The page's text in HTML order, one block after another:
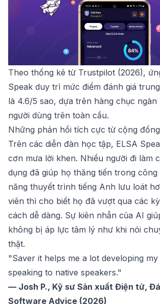
Theo thống kê từ Trustpilot (2026),
Speak duy trì mức điểm đánh giá
là 4.6/5 sao, dựa trên hàng chục
người dùng trên toàn cầu.
Những phản hồi tích cực từ cộng đồng
Trên các diễn đàn học tập, ELSA
cơn mưa lời khen. Nhiều người đi làm
dụng đã giúp họ thăng tiến trong
năng thuyết trình tiếng Anh lưu loát
viên thì cho biết họ đã vượt qua các
cách dễ dàng. Sự kiên nhẫn của AI
không bị áp lực tâm lý như khi nói
thật.
"Saver it helps me a lot developing
speaking to native speakers."
— Josh P., Kỹ sư Sản xuất Điện tử,
Software Advice (2026)